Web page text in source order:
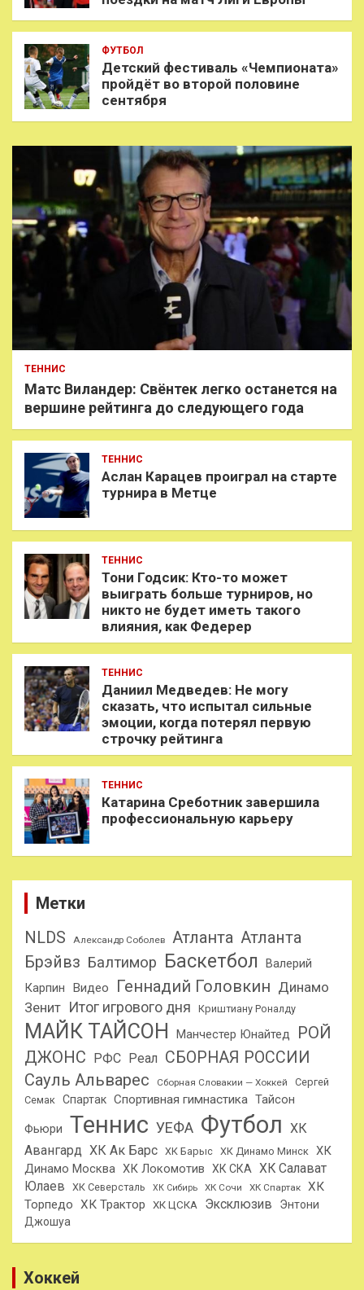
ФУТБОЛ
Детский фестиваль «Чемпионата»
пройдёт во второй половине
сентября
ТЕННИС
Матс Виландер: Свёнтек легко останется на
вершине рейтинга до следующего года
ТЕННИС
Аслан Карацев проиграл на старте
турнира в Метце
ТЕННИС
Тони Годсик: Кто-то может
выиграть больше турниров, но
никто не будет иметь такого
влияния, как Федерер
ТЕННИС
Даниил Медведев: Не могу
сказать, что испытал сильные
эмоции, когда потерял первую
строчку рейтинга
ТЕННИС
Катарина Среботник завершила
профессиональную карьеру
Метки
NLDS
Александр Соболев Атланта Атланта
Брэйвз Балтимор Баскетбол
Валерий
Карпин
Видео Геннадий Головкин Динамо
Зенит Итог игрового дня Криштиану Роналду
МАЙК ТАЙСОН Манчестер Юнайтед
РОЙ
ДЖОНС
РФС Реал СБОРНАЯ РОССИИ
Сауль Альварес Сборная Словакии — Хоккей
Сергей
Семак Спартак Спортивная гимнастика Тайсон
Фьюри Теннис УЕФА Футбол ХК
Авангард ХК Ак Барс ХК Барыс ХК Динамо Минск ХК
Динамо Москва ХК Локомотив ХК СКА ХК Салават
Юлаев
ХК Северсталь ХК Сибирь ХК Сочи ХК Спартак
ХК
Торпедо ХК Трактор ХК ЦСКА Эксклюзив
Энтони
Джошуа
Хоккей